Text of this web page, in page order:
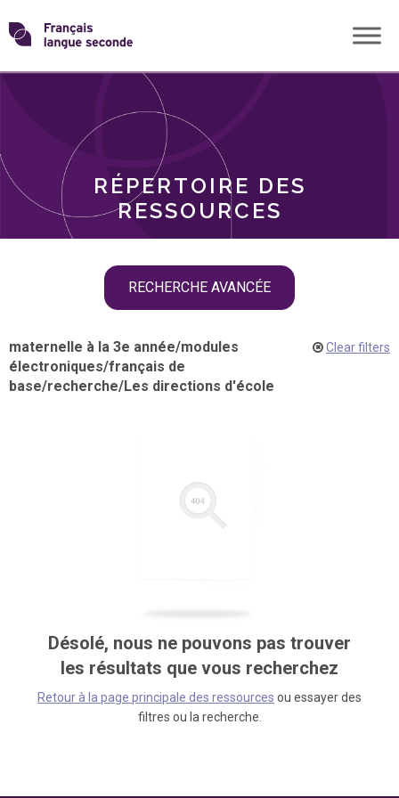
Skip
toTransformons
langue
RÉPERTOIRE DES
RESSOURCES
RECHERCHE AVANCÉE
THÈMES
maternelle à la 3e année/modules
électroniques/français de
base/recherche/Les directions d'école
Clear filters
Désolé, nous ne pouvons pas trouver
les résultats que vous recherchez
Retour à la page principale des ressources ou essayer des
filtres ou la recherche.